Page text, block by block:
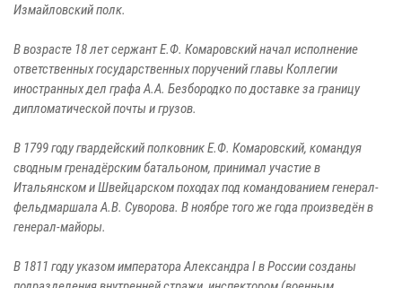
Измайловский полк.
В возрасте 18 лет сержант Е.Ф. Комаровский начал исполнение
ответственных государственных поручений главы Коллегии
иностранных дел графа А.А. Безбородко по доставке за границу
дипломатической почты и грузов.
В 1799 году гвардейский полковник Е.Ф. Комаровский, командуя
сводным гренадёрским батальоном, принимал участие в
Итальянском и Швейцарском походах под командованием генерал-
фельдмаршала А.В. Суворова. В ноябре того же года произведён в
генерал-майоры.
В 1811 году указом императора Александра I в России созданы